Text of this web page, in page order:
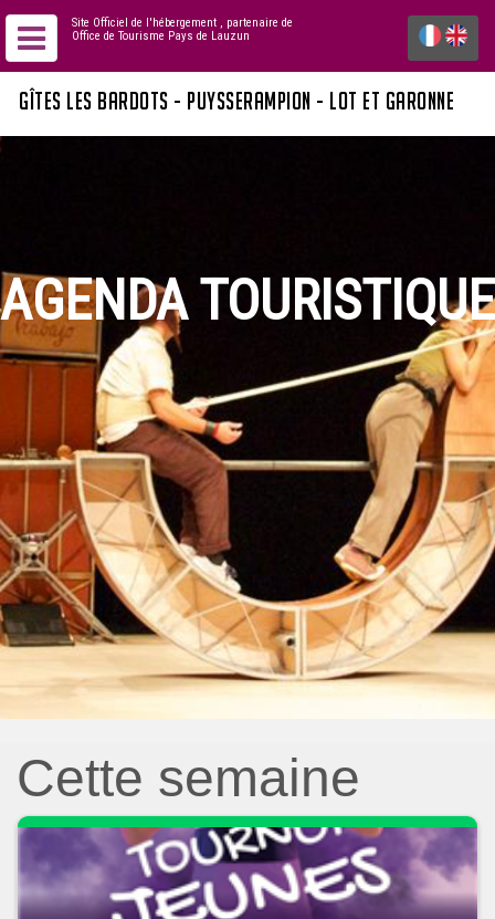
Site Officiel de l'hébergement , partenaire de
Office de Tourisme Pays de Lauzun
GÎTES LES BARDOTS - PUYSSERAMPION - LOT ET GARONNE
AGENDA TOURISTIQUE
Cette semaine